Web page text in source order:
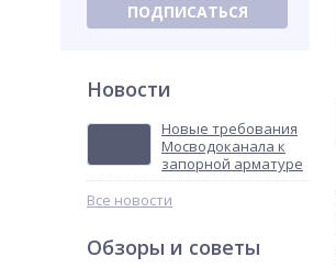
ПОДПИСАТЬСЯ
Новости
Новые требования
Мосводоканала к
запорной арматуре
Все новости
Обзоры и советы